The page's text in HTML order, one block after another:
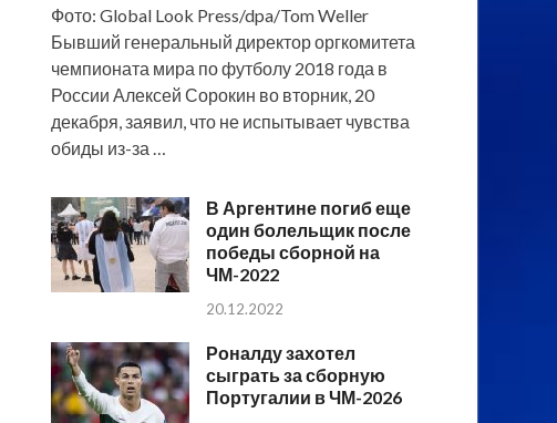
Фото: Global Look Press/dpa/Tom Weller
Бывший генеральный директор оргкомитета
чемпионата мира по футболу 2018 года в
России Алексей Сорокин во вторник, 20
декабря, заявил, что не испытывает чувства
обиды из-за …
В Аргентине погиб еще
один болельщик после
победы сборной на
ЧМ-2022
20.12.2022
Роналду захотел
сыграть за сборную
Португалии в ЧМ-2026